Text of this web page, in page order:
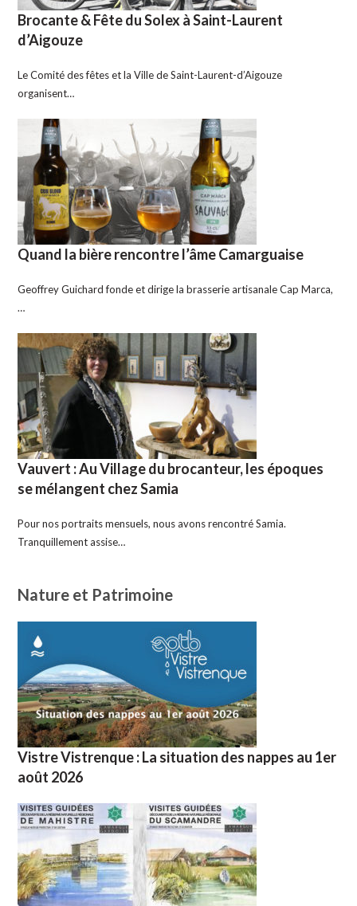
Brocante & Fête du Solex à Saint-Laurent
d’Aigouze
Le Comité des fêtes et la Ville de Saint-Laurent-d’Aigouze
organisent…
Quand la bière rencontre l’âme Camarguaise
Geoffrey Guichard fonde et dirige la brasserie artisanale Cap Marca,
…
Vauvert : Au Village du brocanteur, les époques
se mélangent chez Samia
Pour nos portraits mensuels, nous avons rencontré Samia.
Tranquillement assise…
Nature et Patrimoine
Vistre Vistrenque : La situation des nappes au 1er
août 2026